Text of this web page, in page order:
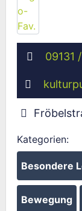
09131
Kategorien:
Besondere
Bewegung